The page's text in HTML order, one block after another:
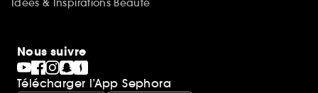
Idées & Inspirations Beauté
Nous suivre
Télécharger l’App Sephora